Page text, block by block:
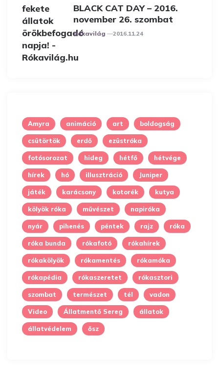
BLACK CAT DAY – 2016.
november 26. szombat
Posted
Rókavilág 2016.11.24
Amyra animáció art boldogság
csütörtök erdő ezüstróka
fotósorozat hideg hétfő hétvége
hírek hó illusztráció Juniper
játék karácsony kotorék kutya
kölyök róka művészet napiróka
nyár pihenés péntek rajz róka
róka bunda rókafotó rókahírek
rókakölyök rókamentés rókamóka
rókapédia rókaszeretet rókasztori
szombat természet tél vadon
Video Állatmentő Sereg állatok
állatvédelem ősz